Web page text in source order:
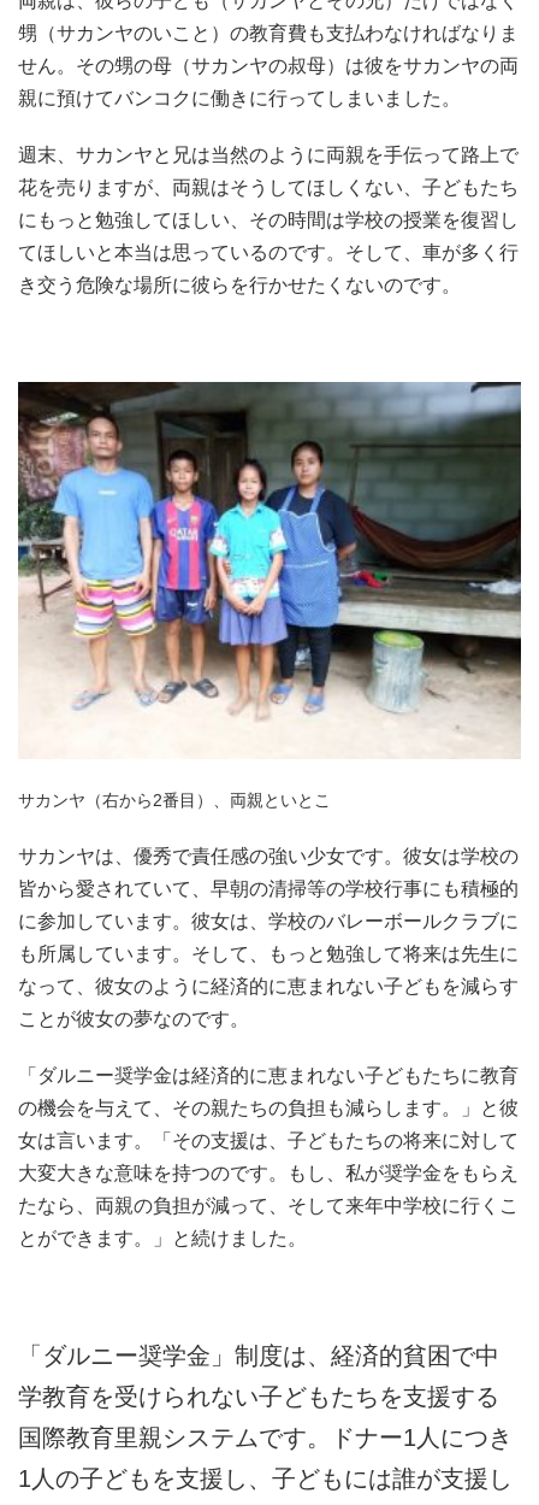
甥（サカンヤのいこと）の教育費も支払わなければなりま
せん。その甥の母（サカンヤの叔母）は彼をサカンヤの両
親に預けてバンコクに働きに行ってしまいました。
週末、サカンヤと兄は当然のように両親を手伝って路上で
花を売りますが、両親はそうしてほしくない、子どもたち
にもっと勉強してほしい、その時間は学校の授業を復習し
てほしいと本当は思っているのです。そして、車が多く行
き交う危険な場所に彼らを行かせたくないのです。
サカンヤ（右から2番目）、両親といとこ
サカンヤは、優秀で責任感の強い少女です。彼女は学校の
皆から愛されていて、早朝の清掃等の学校行事にも積極的
に参加しています。彼女は、学校のバレーボールクラブに
も所属しています。そして、もっと勉強して将来は先生に
なって、彼女のように経済的に恵まれない子どもを減らす
ことが彼女の夢なのです。
「ダルニー奨学金は経済的に恵まれない子どもたちに教育
の機会を与えて、その親たちの負担も減らします。」と彼
女は言います。「その支援は、子どもたちの将来に対して
大変大きな意味を持つのです。もし、私が奨学金をもらえ
たなら、両親の負担が減って、そして来年中学校に行くこ
とができます。」と続けました。
「ダルニー奨学金」制度は、経済的貧困で中
学教育を受けられない子どもたちを支援する
国際教育里親システムです。ドナー1人につき
1人の子どもを支援し、子どもには誰が支援し